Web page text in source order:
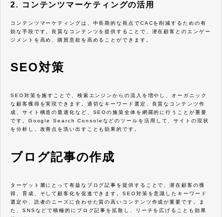
2. コンテンツマーケティングの活用
コンテンツマーケティングは、中長期的な視点でCACを削減するための有
効な手段です。良質なコンテンツを提供することで、潜在顧客とのエンゲー
ジメントを高め、購買意欲を高めることができます。
SEO対策
SEO対策を施すことで、検索エンジンからの流入を増やし、オーガニック
な顧客獲得を実現できます。適切なキーワード選定、良質なコンテンツ作
成、サイト構造の最適化など、SEOの施策全体を網羅的に行うことが重要
です。Google Search Consoleなどのツールを活用して、サイトの現状
を分析し、改善点を洗い出すことも効果的です。
ブログ記事の作成
ターゲット層にとって有益なブログ記事を提供することで、潜在顧客の獲
得、育成、そして顧客化を促進できます。SEO対策を意識したキーワード
選定や、読者のニーズに合わせた質の高いコンテンツ作成が重要です。ま
た、SNSなどで積極的にブログ記事を拡散し、リーチを広げることも効果